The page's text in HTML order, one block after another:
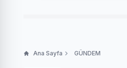
Ana Sayfa GÜNDEM